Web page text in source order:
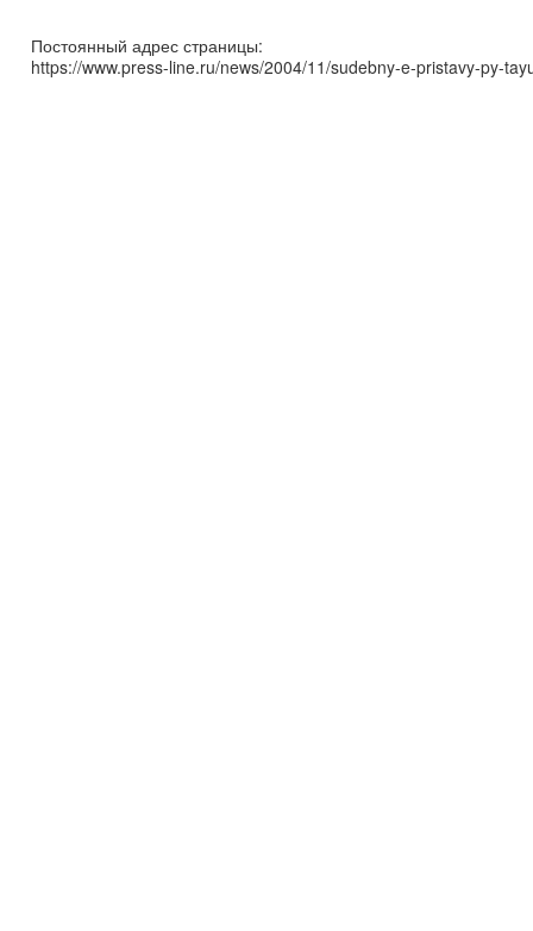
Постоянный адрес страницы:
https://www.press-line.ru/news/2004/11/sudebny-e-pristavy-py-